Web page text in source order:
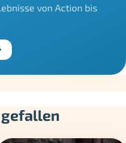
von Action bis
gefallen